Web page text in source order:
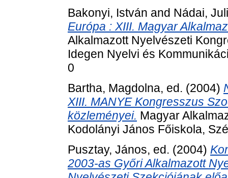
Bakonyi, István and Nádai,
Európa : XIII. Magyar
Alkalmazott Nyelvészeti
Idegen Nyelvi és
0
Bartha, Magdolna, ed. (2004)
XIII. MANYE Kongresszus
közleményei. Magyar
Kodolányi János Főiskola,
Pusztay, János, ed. (2004)
2003-as Győri Alkalmazott